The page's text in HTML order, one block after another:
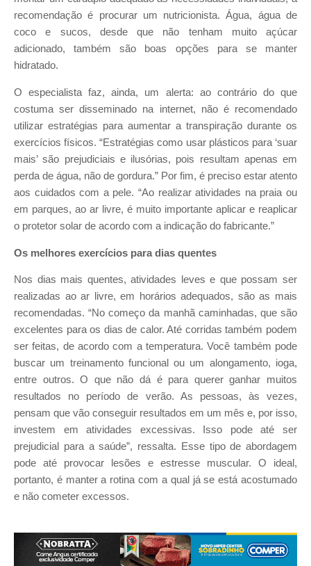
recomendação é procurar um nutricionista. Água, água de
coco e sucos, desde que não tenham muito açúcar
adicionado, também são boas opções para se manter
hidratado.
O especialista faz, ainda, um alerta: ao contrário do que
costuma ser disseminado na internet, não é recomendado
utilizar estratégias para aumentar a transpiração durante os
exercícios físicos. “Estratégias como usar plásticos para ‘suar
mais’ são prejudiciais e ilusórias, pois resultam apenas em
perda de água, não de gordura.” Por fim, é preciso estar atento
aos cuidados com a pele. “Ao realizar atividades na praia ou
em parques, ao ar livre, é muito importante aplicar e reaplicar
o protetor solar de acordo com a indicação do fabricante.”
Os melhores exercícios para dias quentes
Nos dias mais quentes, atividades leves e que possam ser
realizadas ao ar livre, em horários adequados, são as mais
recomendadas. “No começo da manhã caminhadas, que são
excelentes para os dias de calor. Até corridas também podem
ser feitas, de acordo com a temperatura. Você também pode
buscar um treinamento funcional ou um alongamento, ioga,
entre outros. O que não dá é para querer ganhar muitos
resultados no período de verão. As pessoas, às vezes,
pensam que vão conseguir resultados em um mês e, por isso,
investem em atividades excessivas. Isso pode até ser
prejudicial para a saúde”, ressalta. Esse tipo de abordagem
pode até provocar lesões e estresse muscular. O ideal,
portanto, é manter a rotina com a qual já se está acostumado
e não cometer excessos.